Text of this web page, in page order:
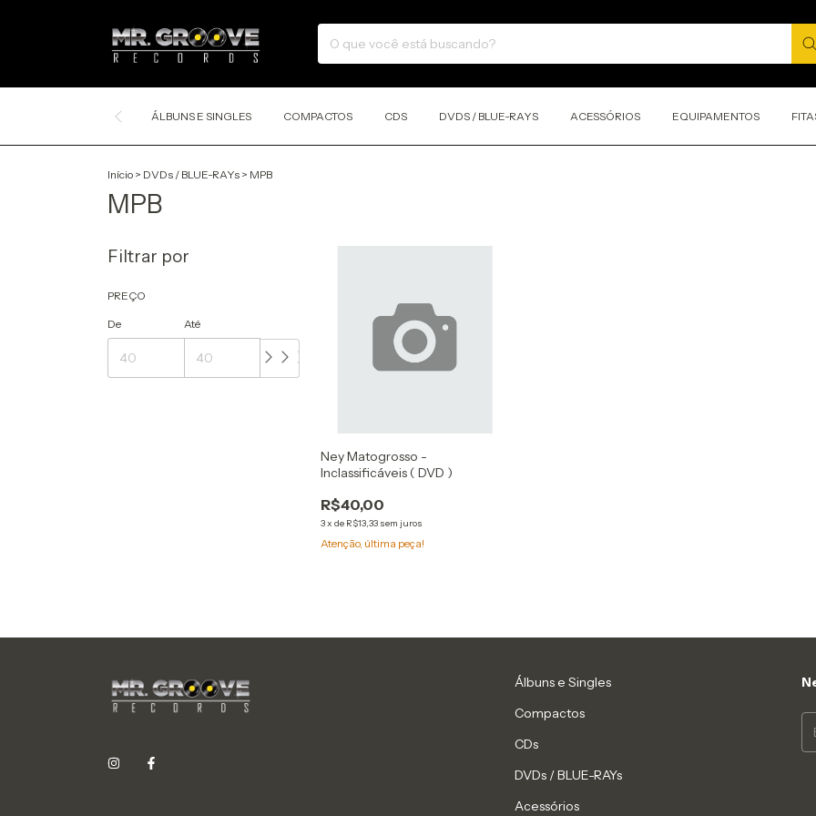
ÁLBUNS E SINGLES COMPACTOS CDS DVDS / BLUE-RAYS ACESSÓRIOS EQUIPAMENTOS
Início > DVDs / BLUE-RAYs > MPB
MPB
Filtrar por
PREÇO
De Até
Ney Matogrosso -
Inclassificáveis ( DVD )
R$40,00
3xde R$13,33 sem juros
Atenção, última peça!
Álbuns e Singles
Compactos
CDs
DVDs / BLUE-RAYs
Acessórios